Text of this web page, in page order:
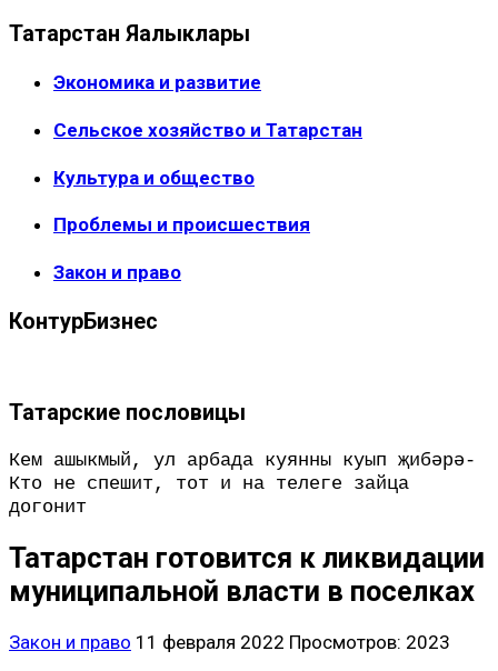
Татарстан Яңалыклары
Экономика и развитие
Сельское хозяйство и Татарстан
Культура и общество
Проблемы и происшествия
Закон и право
КонтурБизнес
Татарские пословицы
Кем ашыкмый, ул арбада куянны куып җибәрә-
Кто не спешит, тот и на телеге зайца
догонит
Татарcтан готовится к ликвидации
муниципальной власти в поселках
Закон и право 11 февраля 2022 Просмотров: 2023